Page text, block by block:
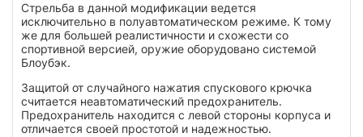
Стрельба в данной модификации ведется
исключительно в полуавтоматическом режиме. К тому
же для большей реалистичности и схожести со
спортивной версией, оружие оборудовано системой
Блоубэк.
Защитой от случайного нажатия спускового крючка
считается неавтоматический предохранитель.
Предохранитель находится с левой стороны корпуса и
отличается своей простотой и надежностью.